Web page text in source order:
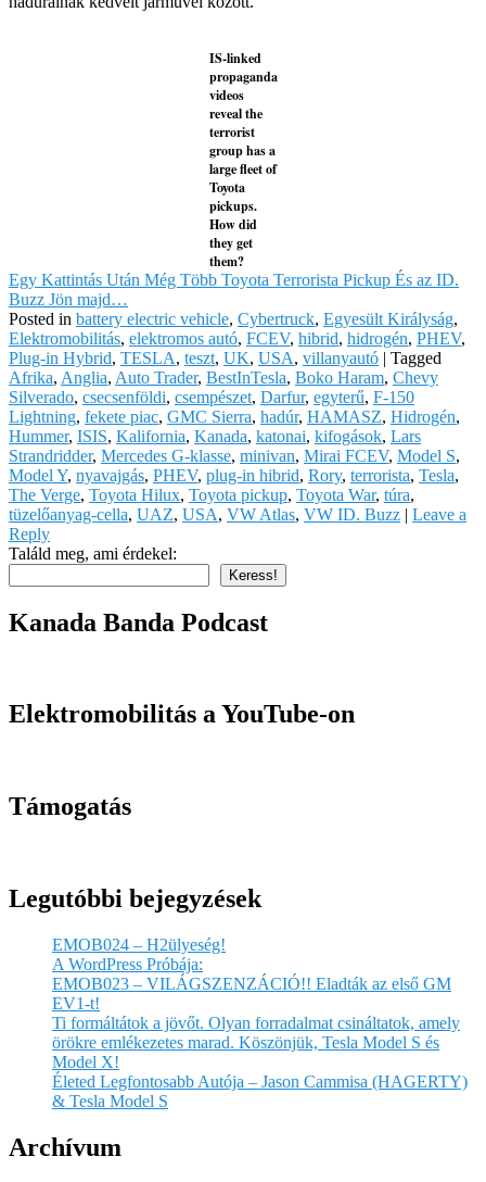
IS-linked
propaganda
videos
reveal the
terrorist
group has a
large fleet of
Toyota
pickups.
How did
they get
them?
Egy Kattintás Után Még Több Toyota Terrorista Pickup És az ID.
Buzz Jön majd…
Posted in battery electric vehicle, Cybertruck, Egyesült Királyság,
Elektromobilitás, elektromos autó, FCEV, hibrid, hidrogén, PHEV,
Plug-in Hybrid, TESLA, teszt, UK, USA, villanyautó | Tagged
Afrika, Anglia, Auto Trader, BestInTesla, Boko Haram, Chevy
Silverado, csecsenföldi, csempészet, Darfur, egyterű, F-150
Lightning, fekete piac, GMC Sierra, hadúr, HAMASZ, Hidrogén,
Hummer, ISIS, Kalifornia, Kanada, katonai, kifogások, Lars
Strandridder, Mercedes G-klasse, minivan, Mirai FCEV, Model S,
Model Y, nyavajgás, PHEV, plug-in hibrid, Rory, terrorista, Tesla,
The Verge, Toyota Hilux, Toyota pickup, Toyota War, túra,
tüzelőanyag-cella, UAZ, USA, VW Atlas, VW ID. Buzz | Leave a
Reply
Találd meg, ami érdekel:
Keress!
Kanada Banda Podcast
Elektromobilitás a YouTube-on
Támogatás
Legutóbbi bejegyzések
EMOB024 – H2ülyeség!
A WordPress Próbája:
EMOB023 – VILÁGSZENZÁCIÓ!! Eladták az első GM
EV1-t!
Ti formáltátok a jövőt. Olyan forradalmat csináltatok, amely
örökre emlékezetes marad. Köszönjük, Tesla Model S és
Model X!
Életed Legfontosabb Autója – Jason Cammisa (HAGERTY)
& Tesla Model S
Archívum